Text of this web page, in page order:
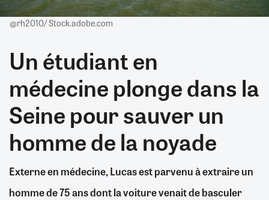
@rh2010/ Stock.adobe.com
Un étudiant en
médecine plonge dans la
Seine pour sauver un
homme de la noyade
Externe en médecine, Lucas est parvenu à extraire un
homme de 75 ans dont la voiture venait de basculer